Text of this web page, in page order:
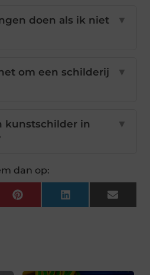
doen als ik niet
▼
om een schilderij
▼
kunstschilder in
▼
dan op:
PinterestLinkedInEmail